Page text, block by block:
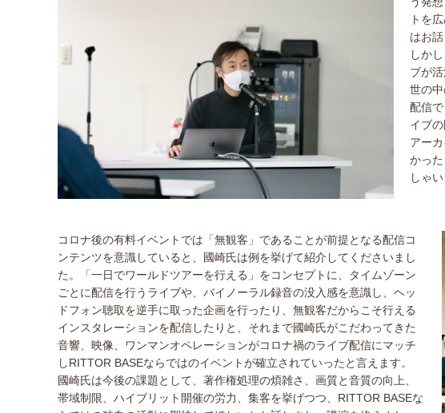
トを
はお話
しか
ブが活
世の
配信
イブ
アー
かっ
しゃい
コロナ後の有料イベントでは「無観客」であることが前提となる配信コ
ンテンツを意識していると、國崎氏は例を挙げて紹介してくださいまし
た。「一日でワールドツアーを行える」をコンセプトに、タイムゾーン
ごとに配信を行うライブや、バイノーラル録音の没入感を意識し、ヘッ
ドフォン聴取を逆手に取った企画を行ったり、無観客だからこそ行える
インスタレーションを配信したりと、それまで國崎氏がこだわってきた
音響、映像、ワンマンオペレーションがコロナ禍のライブ配信にマッチ
しRITTOR BASEならではのイベントが確立されていったと言えます。
國崎氏は今後の課題として、著作権処理の煩雑さ、画質と音質の向上、
帯域制限、ハイブリット開催の労力、集客を挙げつつ、RITTOR BASEな